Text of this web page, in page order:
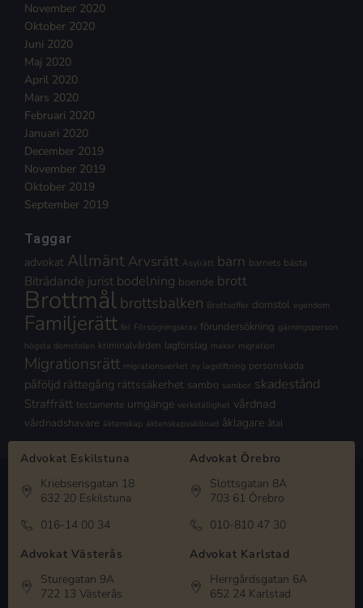
November 2020
Oktober 2020
Juni 2020
Maj 2020
April 2020
Mars 2020
Februari 2020
Januari 2020
December 2019
November 2019
Oktober 2019
September 2019
Taggar
advokat Allmänt Arvsrätt Asylrätt barn barnets bästa
Biträdande jurist bodelning boende brott
Brottmålbrottsbalken Brottsoffer domstol egendom
Familjerätt fel Försörjningskrav förundersökning gärningsperson
högsta domstolen kriminalvården lagförslag makar migration
Migrationsrätt migrationsverket ny lagstiftning personskada
påföljd rättegång rättssäkerhet sambo sambor skadestånd
Straffrätt testamente umgänge verkställighet vårdnad
vårdnadshavare äktenskap äktenskapsskillnad åklagare åtal
Advokat Eskilstuna
Kriebsensgatan 18
632 20 Eskilstuna
016-14 00 34
Advokat Örebro
Slottsgatan 8A
703 61 Örebro
010-810 47 30
Advokat Västerås
Sturegatan 9A
722 13 Västerås
Advokat Karlstad
Herrgårdsgatan 6A
652 24 Karlstad